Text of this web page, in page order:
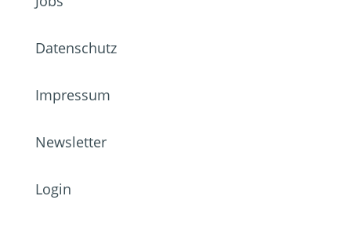
Datenschutz
Impressum
Newsletter
Login